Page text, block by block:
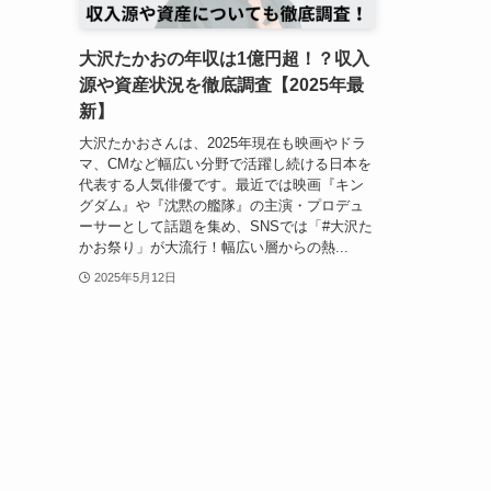
大沢たかおの年収は1億円超！？収入
源や資産状況を徹底調査【2025年最
新】
大沢たかおさんは、2025年現在も映画やドラ
マ、CMなど幅広い分野で活躍し続ける日本を
代表する人気俳優です。最近では映画『キン
グダム』や『沈黙の艦隊』の主演・プロデュ
ーサーとして話題を集め、SNSでは「#大沢た
かお祭り」が大流行！幅広い層からの熱...
2025年5月12日